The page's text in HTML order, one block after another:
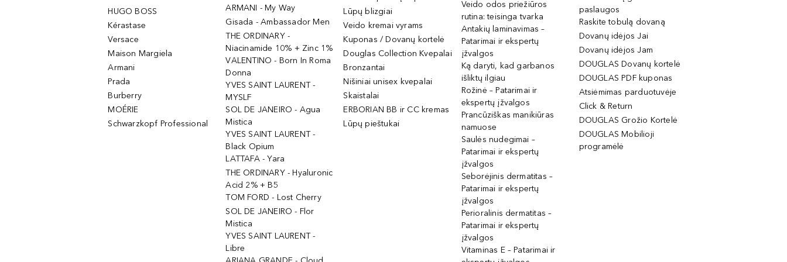
HUGO BOSS
Kérastase
Versace
Maison Margiela
Armani
Prada
Burberry
MOÉRIE
Schwarzkopf Professional
ARMANI - My Way
Gisada - Ambassador Men
THE ORDINARY -
Niacinamide 10% + Zinc 1%
VALENTINO - Born In Roma
Donna
YVES SAINT LAURENT -
MYSLF
SOL DE JANEIRO - Agua
Mistica
YVES SAINT LAURENT -
Black Opium
LATTAFA - Yara
THE ORDINARY - Hyaluronic
Acid 2% + B5
TOM FORD - Lost Cherry
SOL DE JANEIRO - Flor
Mistica
YVES SAINT LAURENT -
Libre
Lūpų blizgiai
Veido kremai vyrams
Kuponas / Dovanų kortelė
Douglas Collection Kvepalai
Bronzantai
Nišiniai unisex kvepalai
Skaistalai
ERBORIAN BB ir CC kremas
Lūpų pieštukai
Veido odos priežiūros
rutina: teisinga tvarka
Antakių laminavimas –
Patarimai ir ekspertų
įžvalgos
Ką daryti, kad garbanos
išliktų ilgiau
Rožinė – Patarimai ir
ekspertų įžvalgos
Prancūziškas manikiūras
namuose
Saulės nudegimai –
Patarimai ir ekspertų
įžvalgos
Seborėjinis dermatitas –
Patarimai ir ekspertų
įžvalgos
Perioralinis dermatitas –
Patarimai ir ekspertų
įžvalgos
Vitaminas E – Patarimai ir
paslaugos
Raskite tobulą dovaną
Dovanų idėjos Jai
Dovanų idėjos Jam
DOUGLAS Dovanų kortelė
DOUGLAS PDF kuponas
Atsiėmimas parduotuvėje
Click & Return
DOUGLAS Grožio Kortelė
DOUGLAS Mobilioji
programėlė